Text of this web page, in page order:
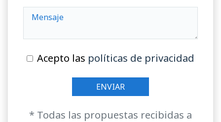
Acepto las políticas de privacidad
* Todas las propuestas recibidas a